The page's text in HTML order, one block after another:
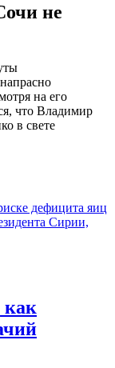
не
на его
что Владимир
в свете
дефицита яиц
Сирии,
как